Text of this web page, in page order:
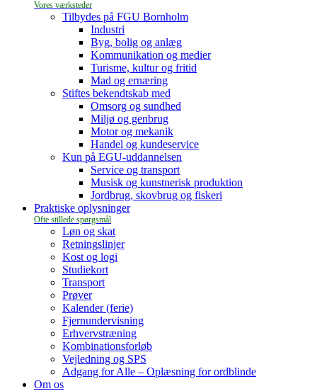
Tilbydes på FGU Bornholm
Industri
Byg, bolig og anlæg
Kommunikation og medier
Turisme, kultur og fritid
Mad og ernæring
Stiftes bekendtskab med
Omsorg og sundhed
Miljø og genbrug
Motor og mekanik
Handel og kundeservice
Kun på EGU-uddannelsen
Service og transport
Musisk og kunstnerisk produktion
Jordbrug, skovbrug og fiskeri
Praktiske oplysninger
Løn og skat
Retningslinjer
Kost og logi
Studiekort
Transport
Prøver
Kalender (ferie)
Fjernundervisning
Erhvervstræning
Kombinationsforløb
Vejledning og SPS
Adgang for Alle – Oplæsning for ordblinde
Om os